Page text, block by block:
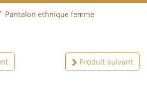
Pantalon ethnique femme
Produit suivant